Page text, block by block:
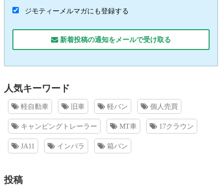
ジモティーメルマガにも登録する
新着投稿の通知をメールで受け取る
人気キーワード
軽自動車 旧車 軽バン 個人売買
キャンピングトレーラー MT車 17クラウン
JA11 インパラ 箱バン
投稿